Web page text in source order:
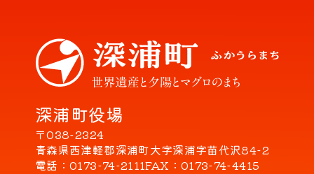
深浦町役場
〒038-2324
青森県西津軽郡深浦町大字深浦字苗代沢84-2
電話
0173-74-2111FAX 0173-74-4415